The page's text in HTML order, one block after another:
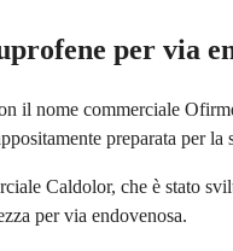
per via
il nome commerciale
preparata per la
Caldolor, che è stato
per via endovenosa.